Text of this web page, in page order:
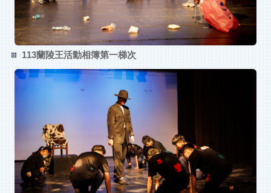
113蘭陵王活動相簿第一梯次